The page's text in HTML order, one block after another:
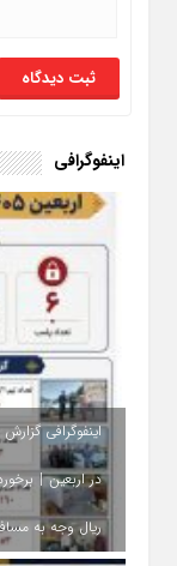
اینفوگرافی
اینفوگرافی
ریال وجه به